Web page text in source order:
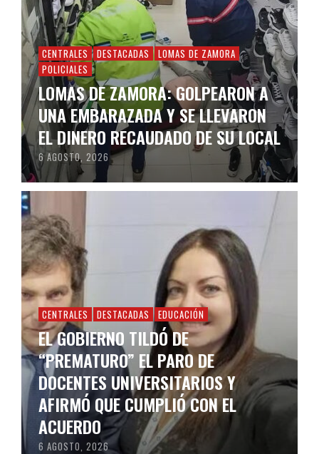
CENTRALES DESTACADAS
LOMAS DE ZAMORA
POLICIALES
LOMAS DE ZAMORA: GOLPEARON A
UNA EMBARAZADA Y SE LLEVARON
EL DINERO RECAUDADO DE SU LOCAL
6 AGOSTO, 2026
CENTRALES DESTACADAS EDUCACIÓN
EL GOBIERNO TILDÓ DE
“PREMATURO” EL PARO DE
DOCENTES UNIVERSITARIOS Y
AFIRMÓ QUE CUMPLIÓ CON EL
ACUERDO
6 AGOSTO, 2026